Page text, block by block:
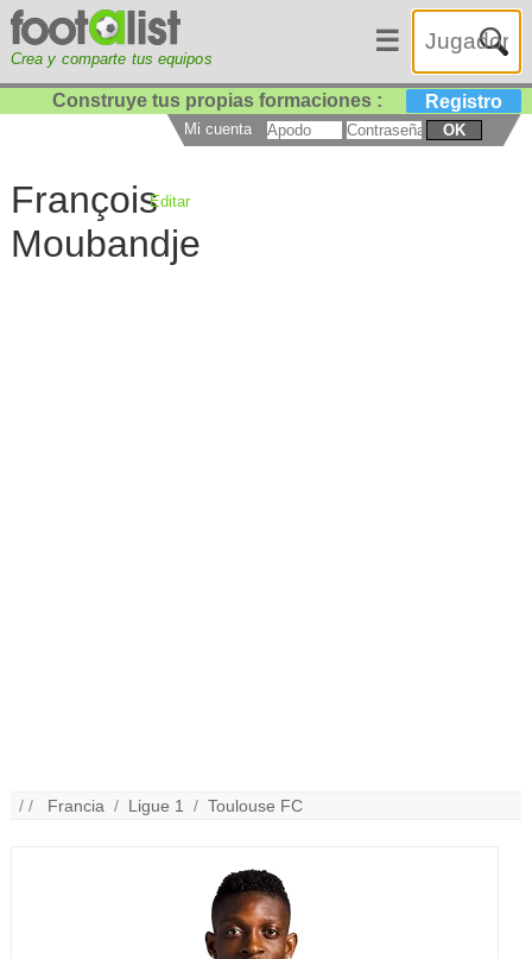
Crea y comparte tus equipos
☰
Construye tus propias formaciones : Registro
Mi cuenta OK
François
Moubandje
Editar
/ / Francia / Ligue 1 /Toulouse FC